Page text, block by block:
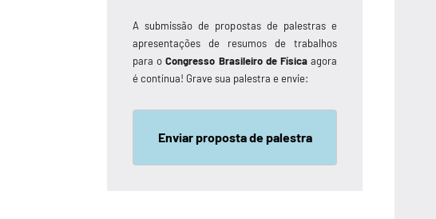
A submissão de propostas de palestras e
apresentações de resumos de trabalhos
para oCongresso Brasileiro de Físicaagora
é contínua! Grave sua palestra e envie:
Enviar proposta de palestra